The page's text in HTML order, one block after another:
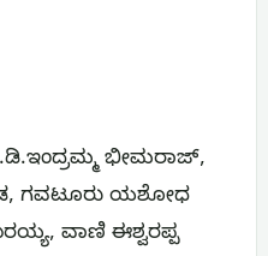
ಭೀಮರಾಜ್,
ಗವಟೂರು ಯಶೋಧ
ವಾಣಿ ಈಶ್ವರಪ್ಪ